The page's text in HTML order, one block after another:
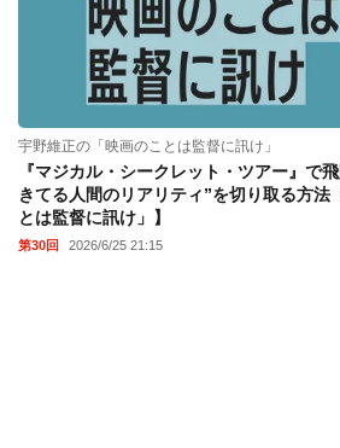
宇野維正の「映画のことは監督に訊け」
『マジカル・シークレット・ツアー』で
きてる人間のリアリティ”を切り取る方法
とは監督に訊け」】
第30回 2026/6/25 21:15